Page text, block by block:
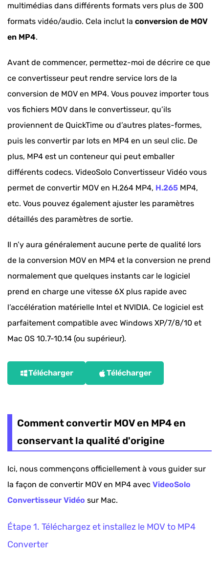
multimédias dans différents formats vers plus de 300
formats vidéo/audio. Cela inclut la conversion de MOV
en MP4.
Avant de commencer, permettez-moi de décrire ce que
ce convertisseur peut rendre service lors de la
conversion de MOV en MP4. Vous pouvez importer tous
vos fichiers MOV dans le convertisseur, qu’ils
proviennent de QuickTime ou d’autres plates-formes,
puis les convertir par lots en MP4 en un seul clic. De
plus, MP4 est un conteneur qui peut emballer
différents codecs. VideoSolo Convertisseur Vidéo vous
permet de convertir MOV en H.264 MP4, H.265 MP4,
etc. Vous pouvez également ajuster les paramètres
détaillés des paramètres de sortie.
Il n’y aura généralement aucune perte de qualité lors
de la conversion MOV en MP4 et la conversion ne prend
normalement que quelques instants car le logiciel
prend en charge une vitesse 6X plus rapide avec
l’accélération matérielle Intel et NVIDIA. Ce logiciel est
parfaitement compatible avec Windows XP/7/8/10 et
Mac OS 10.7-10.14 (ou supérieur).
Télécharger Télécharger
Comment convertir MOV en MP4 en
conservant la qualité d'origine
Ici, nous commençons officiellement à vous guider sur
la façon de convertir MOV en MP4 avec VideoSolo
Convertisseur Vidéo sur Mac.
Étape 1. Téléchargez et installez le MOV to MP4
Converter